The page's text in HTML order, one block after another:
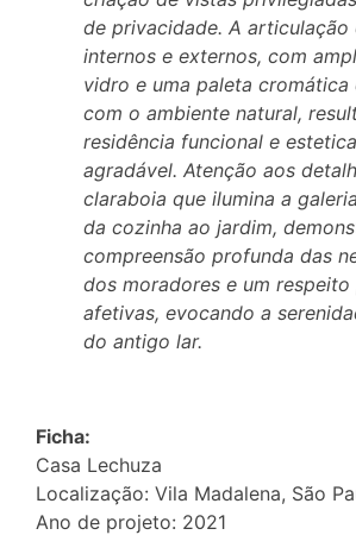
de privacidade. A articulação
internos e externos, com
vidro e uma paleta cromática
com o ambiente natural,
residência funcional e
agradável. Atenção aos
claraboia que ilumina a
da cozinha ao jardim,
compreensão profunda das
dos moradores e um respeito
afetivas, evocando a
do antigo lar.
Ficha:
Casa Lechuza
Localização: Vila Madalena, São
Ano de projeto: 2021